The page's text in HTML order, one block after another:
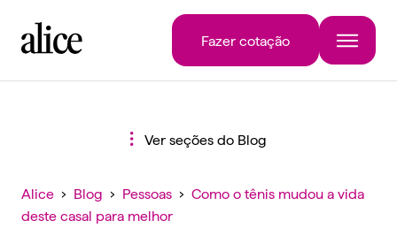
Fazer cotação
Ver seções do Blog
Alice › Blog › Pessoas › Como o tênis mudou a vida
deste casal para melhor